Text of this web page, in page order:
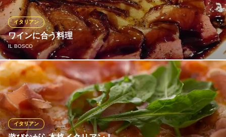
なコースは大人の宴会に人気です。本当に旬物だけを使うため、
料理内容は日によって変化。毎日でも飽きないラインナップが魅
力です。
リラックスダイニング little Birds
心斎橋隠れ家イタリアン
大阪メトロ御堂筋線心斎橋駅 徒歩2分
大阪府大阪市中央区西心斎橋1-8-6 ステージ9イーストビルB1
ワインに合う料理
IL BOSCO
イタリアン
旬食材を活かした料理とワインの相性をお楽しみください。
IL BOSCO
イタリアンとワイン
大阪メトロ四つ橋線本町駅 徒歩6分
大阪府大阪市西区新町1-14-39 三恵ビル1F
イタリアン